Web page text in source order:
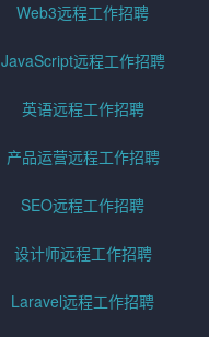
Web3远程工作招聘
JavaScript远程工作招聘
英语远程工作招聘
产品运营远程工作招聘
SEO远程工作招聘
设计师远程工作招聘
Laravel远程工作招聘